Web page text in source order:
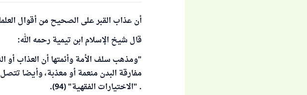
أن عذاب القبر على الصحيح من أقوال
قال شيخ الإسلام ابن تيمية رحمه الله:
"ومذهب سلف الأمة وأئمتها أن العذاب أو
مفارقة البدن منعمة أو معذبة، وأيضا
. "الاختيارات الفقهية" (94).